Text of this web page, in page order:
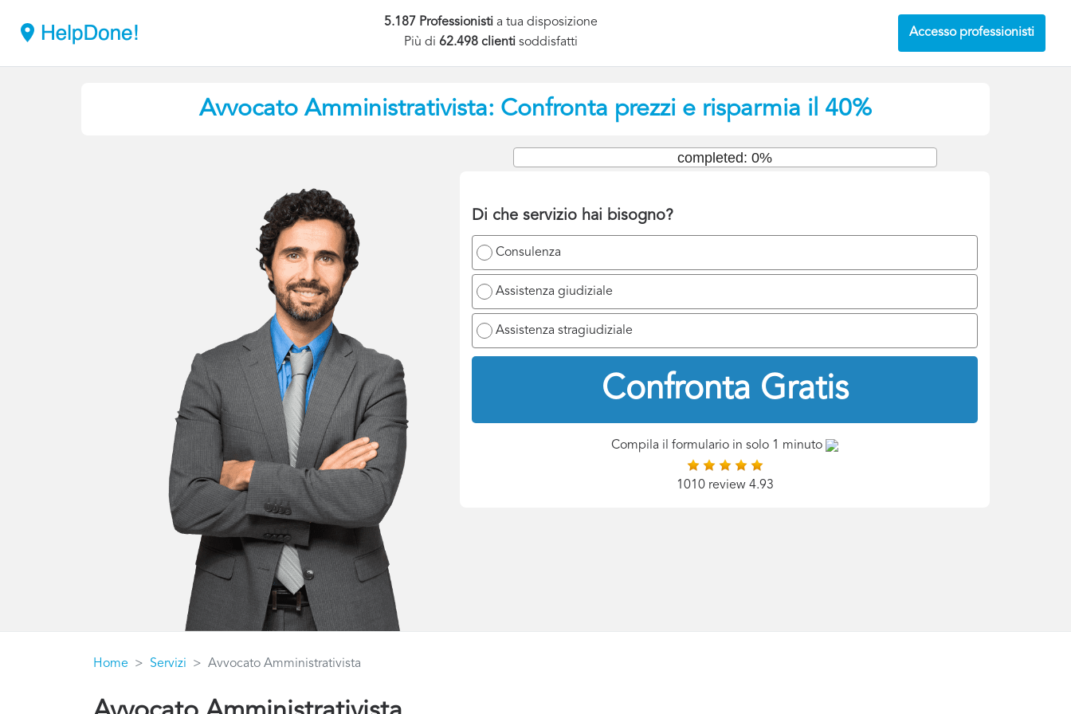
5.187 Professionisti a tua disposizione
Più di62.498 clientisoddisfatti
Accesso professionisti
Avvocato Amministrativista: Confronta prezzi e risparmia il 40%
Di che servizio hai bisogno?
Consulenza
Assistenza giudiziale
Assistenza stragiudiziale
Confronta Gratis
completed: 0%
Compila il formulario in solo 1 minuto
1010 review 4.93
Home Servizi Avvocato Amministrativista